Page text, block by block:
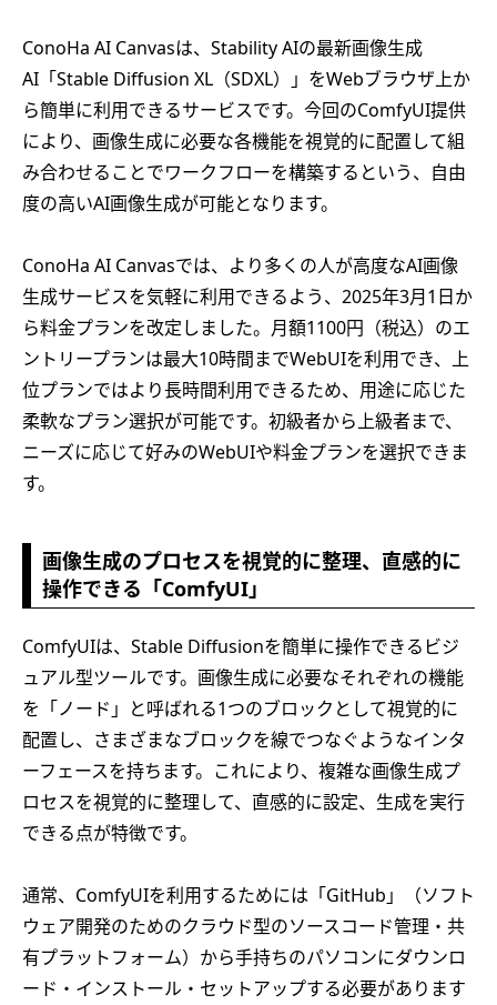
ConoHa AI Canvasは、Stability AIの最新画像生成
AI「Stable Diffusion XL（SDXL）」をWebブラウザ上か
ら簡単に利用できるサービスです。今回のComfyUI提供
により、画像生成に必要な各機能を視覚的に配置して組
み合わせることでワークフローを構築するという、自由
度の高いAI画像生成が可能となります。
ConoHa AI Canvasでは、より多くの人が高度なAI画像
生成サービスを気軽に利用できるよう、2025年3月1日か
ら料金プランを改定しました。月額1100円（税込）のエ
ントリープランは最大10時間までWebUIを利用でき、上
位プランではより長時間利用できるため、用途に応じた
柔軟なプラン選択が可能です。初級者から上級者まで、
ニーズに応じて好みのWebUIや料金プランを選択できま
す。
画像生成のプロセスを視覚的に整理、直感的に
操作できる「ComfyUI」
ComfyUIは、Stable Diffusionを簡単に操作できるビジ
ュアル型ツールです。画像生成に必要なそれぞれの機能
を「ノード」と呼ばれる1つのブロックとして視覚的に
配置し、さまざまなブロックを線でつなぐようなインタ
ーフェースを持ちます。これにより、複雑な画像生成プ
ロセスを視覚的に整理して、直感的に設定、生成を実行
できる点が特徴です。
通常、ComfyUIを利用するためには「GitHub」（ソフト
ウェア開発のためのクラウド型のソースコード管理・共
有プラットフォーム）から手持ちのパソコンにダウンロ
ード・インストール・セットアップする必要があります